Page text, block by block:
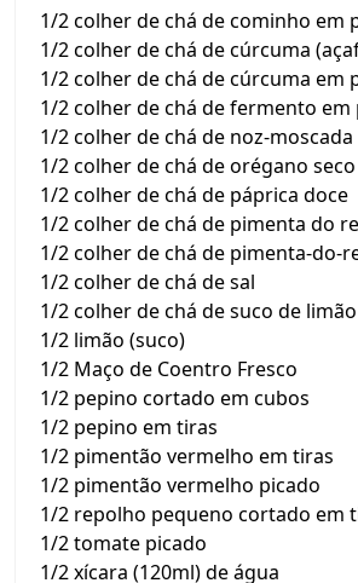
1/2 colher de chá de cominho em
1/2 colher de chá de cúrcuma
1/2 colher de chá de cúrcuma em
1/2 colher de chá de fermento em
1/2 colher de chá de noz-moscada
1/2 colher de chá de orégano seco
1/2 colher de chá de páprica doce
1/2 colher de chá de pimenta do
1/2 colher de chá de pimenta-do-
1/2 colher de chá de sal
1/2 colher de chá de suco de
1/2 limão (suco)
1/2 Maço de Coentro Fresco
1/2 pepino cortado em cubos
1/2 pepino em tiras
1/2 pimentão vermelho em tiras
1/2 pimentão vermelho picado
1/2 repolho pequeno cortado em
1/2 tomate picado
1/2 xícara (120ml) de água